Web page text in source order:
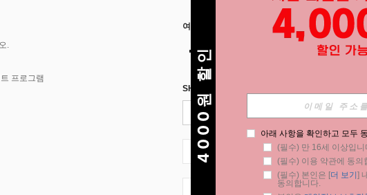
.
프로그램
여기에서 저희를 찾아주세요
SHEIN STYLE NEWS에 등록하세요.
KR + 82
4000원 할인
아래 사항을 확인하고 모두
(필수) 만 16세 이상입니
(필수) 이용 약관에 동의
(필수) 본인은 [더 보기 ]
동의합니다.